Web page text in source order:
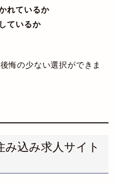
れているか
ているか
悔の少ない選択ができま
み込み求人サイト